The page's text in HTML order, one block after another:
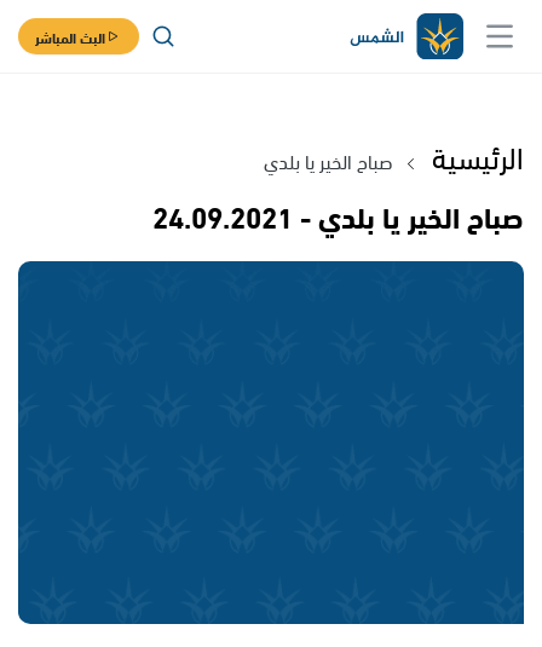
البث المباشر
الرئيسية صباح الخير يا بلدي
صباح الخير يا بلدي - 24.09.2021